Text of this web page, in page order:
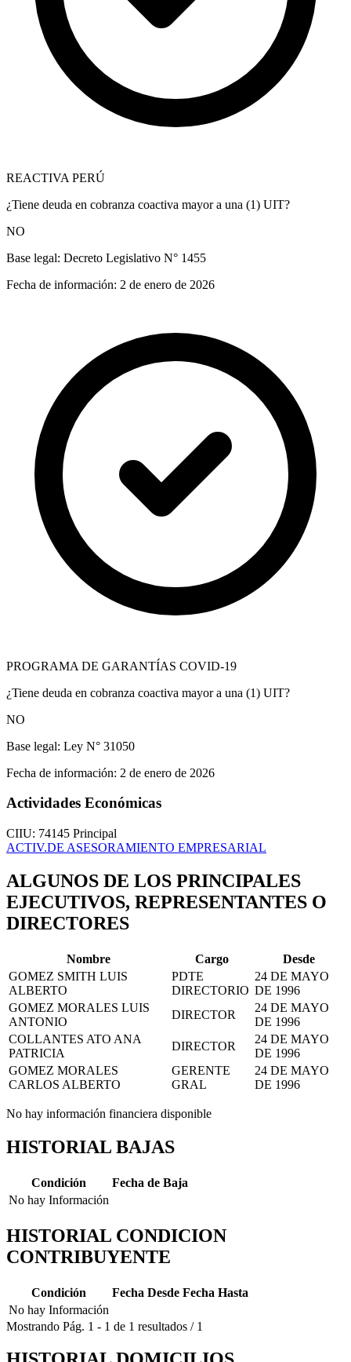
REACTIVA PERÚ
¿Tiene deuda en cobranza coactiva mayor a una (1) UIT?
NO
Base legal: Decreto Legislativo N° 1455
Fecha de información: 2 de enero de 2026
PROGRAMA DE GARANTÍAS COVID-19
¿Tiene deuda en cobranza coactiva mayor a una (1) UIT?
NO
Base legal: Ley N° 31050
Fecha de información: 2 de enero de 2026
Actividades Económicas
CIIU: 74145 Principal
ACTIV.DE ASESORAMIENTO EMPRESARIAL
ALGUNOS DE LOS PRINCIPALES
EJECUTIVOS, REPRESENTANTES O
DIRECTORES
Nombre Cargo
Desde
GOMEZ SMITH LUIS
ALBERTO
PDTE
DIRECTORIO
24 DE MAYO
DE 1996
GOMEZ MORALES LUIS
ANTONIO
DIRECTOR
24 DE MAYO
DE 1996
COLLANTES ATO ANA
PATRICIA
DIRECTOR
24 DE MAYO
DE 1996
GOMEZ MORALES
CARLOS ALBERTO
GERENTE
GRAL
24 DE MAYO
DE 1996
No hay información financiera disponible
HISTORIAL BAJAS
Condición
Fecha de Baja
No hay Información
HISTORIAL CONDICION
CONTRIBUYENTE
Condición Fecha Desde Fecha Hasta
No hay Información
Mostrando Pág. 1 - 1 de 1 resultados / 1